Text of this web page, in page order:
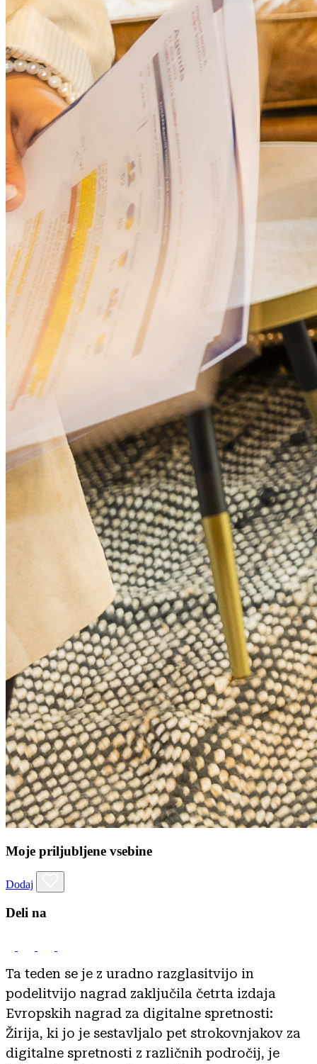
Moje priljubljene vsebine
Dodaj
Deli na
Ta teden se je z uradno razglasitvijo in
podelitvijo nagrad zaključila četrta izdaja
Evropskih nagrad za digitalne spretnosti:
Žirija, ki jo je sestavljalo pet strokovnjakov za
digitalne spretnosti z različnih področij, je